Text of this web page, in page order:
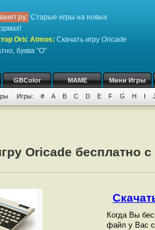
Старые игры на новых
Oric Atmos: Скачать игру Oricade
буква "O"
GBColor MAME Мини Игры
Игры: # A B C D E F G H I J
Oricade бесплатно
Когда Вы
файл у Вас